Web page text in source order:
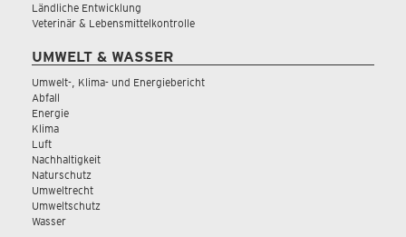
Ländliche Entwicklung
Veterinär & Lebensmittelkontrolle
UMWELT & WASSER
Umwelt-, Klima- und Energiebericht
Abfall
Energie
Klima
Luft
Nachhaltigkeit
Naturschutz
Umweltrecht
Umweltschutz
Wasser